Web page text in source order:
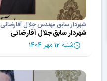
شهردار سابق مهندس جلال آقارضائی
شهردار سابق جلال آقارضائی
شنبه 12 مهر 1404